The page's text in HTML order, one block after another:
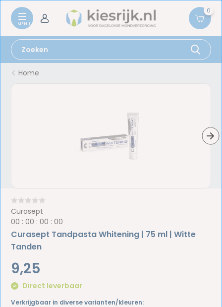
0
Home
Curasept
00 :00 :00 :00
Curasept Tandpasta Whitening | 75 ml | Witte
Tanden
9,25
Direct leverbaar
Verkrijgbaar in diverse varianten/kleuren: